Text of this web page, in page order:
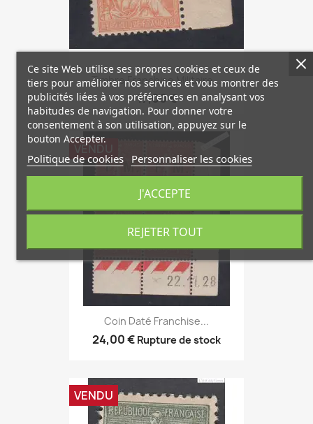
Timbre Franchise Militaire...
17,00 €
Coin Daté Franchise...
24,00 € Rupture de stock
VENDU
VENDU
Ce site Web utilise ses propres cookies et ceux de
tiers pour améliorer nos services et vous montrer des
publicités liées à vos préférences en analysant vos
habitudes de navigation. Pour donner votre
consentement à son utilisation, appuyez sur le
bouton Accepter.
Politique de cookies Personnaliser les cookies
REJETER TOUT
J'ACCEPTE